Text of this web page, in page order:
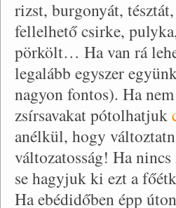
rizst, burgonyát,
fellelhető csirke,
pörkölt… Ha van rá
legalább egyszer
nagyon fontos). Ha
zsírsavakat pótolhatjuk
anélkül, hogy
változatosság! Ha
se hagyjuk ki ezt a
Ha ebédidőben épp